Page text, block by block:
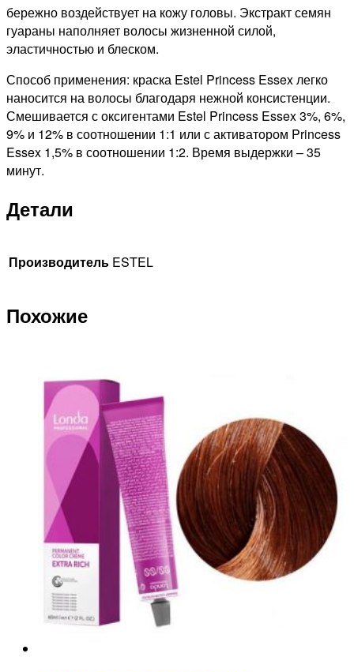
бережно воздействует на кожу головы. Экстракт семян
гуараны наполняет волосы жизненной силой,
эластичностью и блеском.
Способ применения: краска Estel Princess Essex легко
наносится на волосы благодаря нежной консистенции.
Смешивается с оксигентами Estel Princess Essex 3%, 6%,
9% и 12% в соотношении 1:1 или с активатором Princess
Essex 1,5% в соотношении 1:2. Время выдержки – 35
минут.
Детали
Производитель ESTEL
Похожие